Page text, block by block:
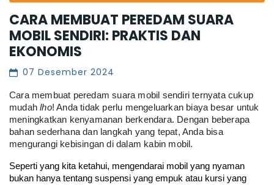
CARA MEMBUAT PEREDAM SUARA
MOBIL SENDIRI: PRAKTIS DAN
EKONOMIS
07 Desember 2024
Cara membuat peredam suara mobil sendiri ternyata cukup
mudahlho! Anda tidak perlu mengeluarkan biaya besar untuk
meningkatkan kenyamanan berkendara. Dengan beberapa
bahan sederhana dan langkah yang tepat, Anda bisa
mengurangi kebisingan di dalam kabin mobil.
Seperti yang kita ketahui, mengendarai mobil yang nyaman
bukan hanya tentang suspensi yang empuk atau kursi yang